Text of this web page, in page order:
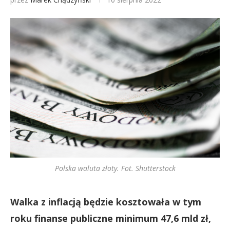
Polska waluta złoty. Fot. Shutterstock
Walka z inflacją będzie kosztowała w tym
roku finanse publiczne minimum 47,6 mld zł,